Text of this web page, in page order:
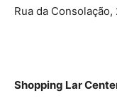
Rua da
Shopping Lar